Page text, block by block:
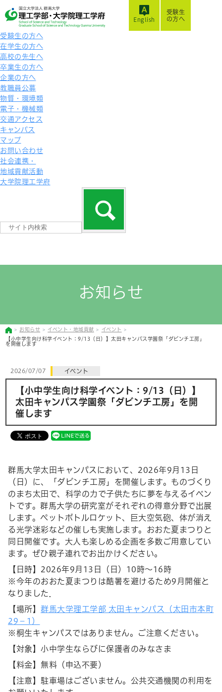
受験生
の方へ
受験生の方へ
在学生の方へ
高校の先生へ
卒業生の方へ
企業の方へ
教職員公募
物質・環境類
電子・機械類
交通アクセス
キャンパス
マップ
お問い合わせ
社会連携・
地域貢献活動
大学院理工学府
English
お知らせ
お知らせ イベント・地域貢献
イベント
【小中学生向け科学イベント：9/13（日）】太田キャンパス学園祭「ダビンチ工房」
を開催します
2026/07/07 イベント
【小中学生向け科学イベント：9/13（日）】
太田キャンパス学園祭「ダビンチ工房」を開
催します
群馬大学太田キャンパスにおいて、2026年9月13日
（日）に、「ダビンチ工房」を開催します。ものづくり
のまち太田で、科学の力で子供たちに夢を与えるイベン
トです。群馬大学の研究室がそれぞれの得意分野で出展
します。ペットボトルロケット、巨大空気砲、体が消え
る光学迷彩などの催しも実施します。おおた夏まつりと
同日開催です。大人も楽しめる企画を多数ご用意してい
ます。ぜひ親子連れでお出かけください。
【日時】2026年9月13日（日）10時～16時
※今年のおおた夏まつりは酷暑を避けるため9月開催と
なりました．
【場所】 群馬大学理工学部 太田キャンパス（太田市本町
29－1）
※桐生キャンパスではありません。ご注意ください。
【対象】小中学生ならびに保護者のみなさま
【料金】無料（申込不要）
【注意】駐車場はございません。公共交通機関の利用を